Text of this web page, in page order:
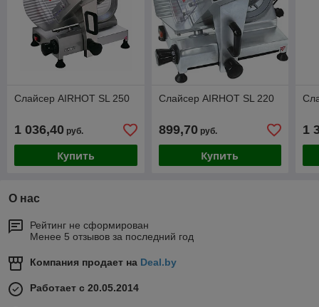
Слайсер AIRHOT SL 250
1 036,40 руб.
Купить
Слайсер AIRHOT SL 220
899,70руб.
Купить
1
О нас
Рейтинг не сформирован
Менее 5 отзывов за последний год
Компания продает на Deal.by
Работает с 20.05.2014